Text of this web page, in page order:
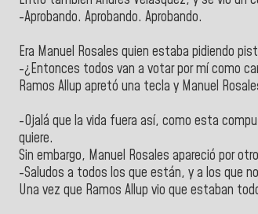
-Aprobando. Aprobando. Aprobando.
Era Manuel Rosales quien estaba pidiendo
-¿Entonces todos van a votar por mí como
Ramos Allup apretó una tecla y Manuel
-Ojalá que la vida fuera así, como esta
quiere.
Sin embargo, Manuel Rosales apareció por
-Saludos a todos los que están, y a los que
Una vez que Ramos Allup vio que estaban